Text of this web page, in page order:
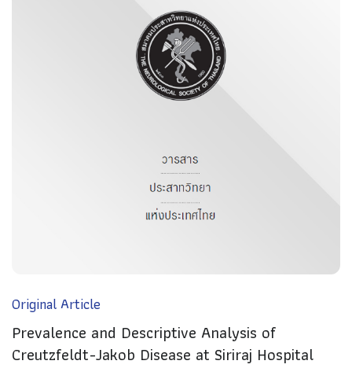
Original Article
Prevalence and Descriptive Analysis of
Creutzfeldt-Jakob Disease at Siriraj Hospital